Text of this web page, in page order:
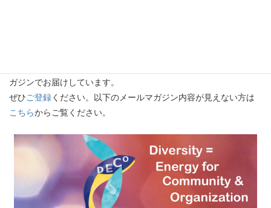
ガジンでお届けしています。
ぜひご登録ください。以下のメールマガジン内容が見えない方は
こちらからご覧ください。